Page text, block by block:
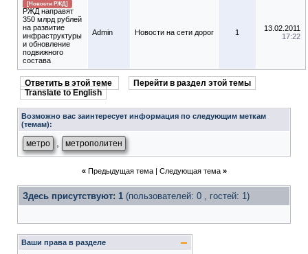
[Новости РЖД]
РЖД направят
350 млрд рублей
на развитие
инфраструктуры
и обновление
подвижного
состава
Admin Новости на сети дорог 1
13.02.2011
17:22
Ответить в этой теме
Перейти в раздел этой темы
Translate to English
Возможно вас заинтересует информация по следующим меткам
(темам):
метро метрополитен
« Предыдущая тема| Следующая тема »
Здесь присутствуют: 1 (пользователей: 0 , гостей: 1)
Ваши права в разделе